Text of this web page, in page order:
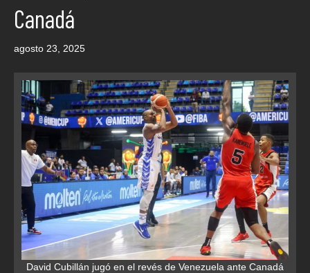
Canadá
agosto 23, 2025
David Cubillán jugó en el revés de Venezuela ante Canadá